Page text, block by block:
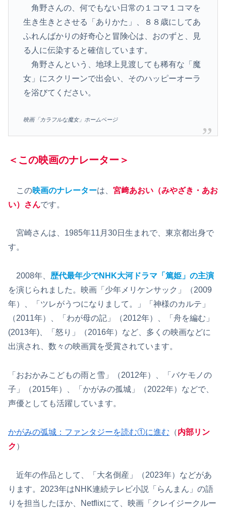
角野さんの、何でもない日常の１コマ１コマを
生き生きとさせる「ありかた」、８８歳にしてあ
ふれんばかりの好奇心と冒険心は、おのずと、見
る人に伝染すると確信しています。
角野さんという、地球上見渡しても稀有な「魔
女」にスクリーンで出会い、そのハッピーオーラ
を浴びてください。
映画「カラフルな魔女」ホームページ
＜この映画のナレーター＞
この映画のナレーターは、 宮﨑あおい（みやざき・あお
い）さんです。
宮崎さんは、1985年11月30日生まれで、東京都出身で
す。
2008年、 歴代最年少でNHK大河ドラマ「篤姫」の主演
を演じられました。映画「少年メリケンサック」（2009
年）、「ツレがうつになりまして。」「神様のカルテ」
（2011年）、「わが母の記」（2012年）、「舟を編む」
(2013年)、「怒り」（2016年）など、多くの映画などに
出演され、数々の映画賞を受賞されています。
「おおかみこどもの雨と雪」（2012年）、「バケモノの
子」（2015年）、「かがみの孤城」（2022年）などで、
声優としても活躍しています。
かがみの弧城：ファンタジーを読む①に進む （内部リン
ク ）
近年の作品として、「大名倒産」（2023年）などがあ
ります。2023年はNHK連続テレビ小説「らんまん」の語
りを担当したほか、Netflixにて、映画「クレイジークルー